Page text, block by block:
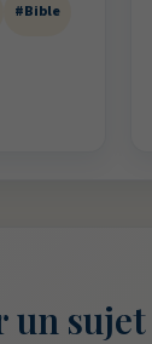
#Bible
un sujet